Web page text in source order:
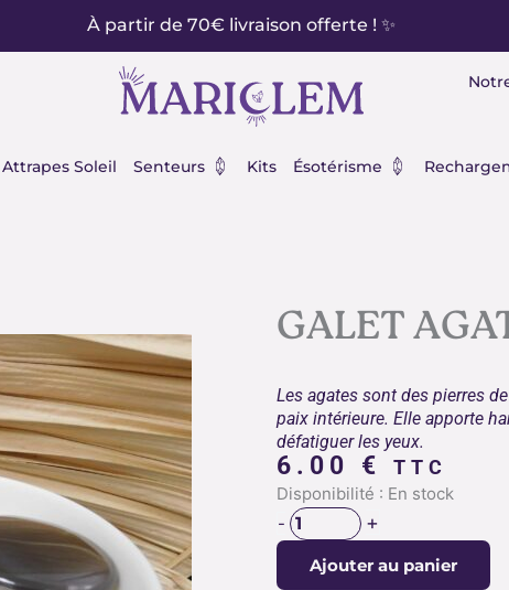
À partir de 70€ livraison offerte ! ✨
Attrapes Soleil Senteurs Ouvrir Senteurs
Kits Ésotérisme Ouvrir
GALET
Les agates sont des pierres
paix intérieure. Elle apporte
défatiguer les yeux.
6.00 € TTC
Disponibilité : En stock
-
quantité
de
GALET
AGATE
+
Ajouter au panier